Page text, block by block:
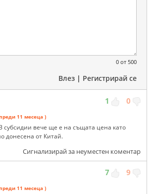
0 от 500
Влез | Регистрирай се
1 0
11 месеца )
субсидии вече ще е на същата цена като
донесена от Китай.
Сигнализирай за неуместен коментар
7 9
11 месеца )